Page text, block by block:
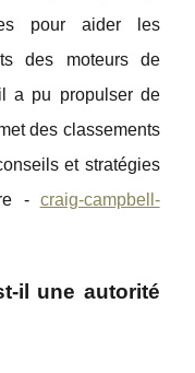
pour aider les
des moteurs de
a pu propulser de
des classements
et stratégies
- craig-campbell-
il une autorité